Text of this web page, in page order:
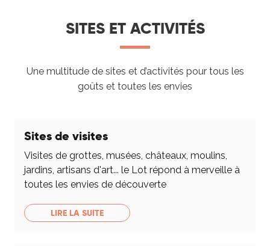
SITES ET ACTIVITÉS
Une multitude de sites et d’activités pour tous les
goûts et toutes les envies
Sites de visites
Visites de grottes, musées, châteaux, moulins,
jardins, artisans d'art... le Lot répond à merveille à
toutes les envies de découverte
LIRE LA SUITE